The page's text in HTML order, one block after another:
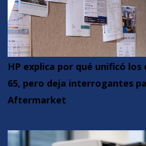
HP explica por qué unificó los
65, pero deja interrogantes
Aftermarket